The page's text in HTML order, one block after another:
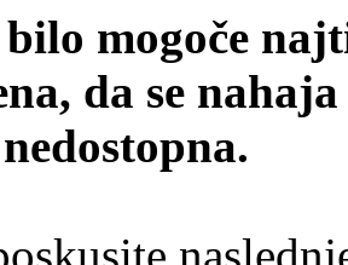
mogoče
da se